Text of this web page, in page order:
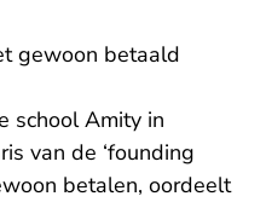
gewoon betaald
school Amity in
van de ‘founding
betalen, oordeelt